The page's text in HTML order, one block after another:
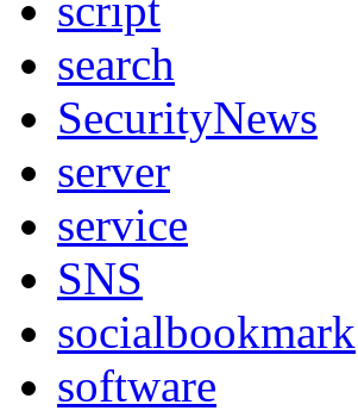
search
SecurityNews
server
service
SNS
socialbookmark
software